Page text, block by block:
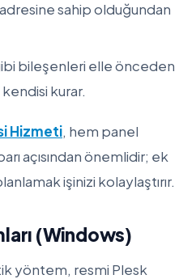
sahip olduğundan
bileşenleri elle önceden
kendisi kurar.
Hizmeti, hem panel
açısından önemlidir; ek
işinizi kolaylaştırır.
(Windows)
yöntem, resmi Plesk